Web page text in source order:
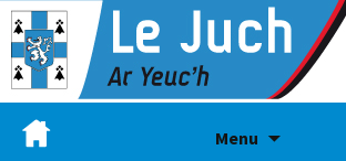
Menu